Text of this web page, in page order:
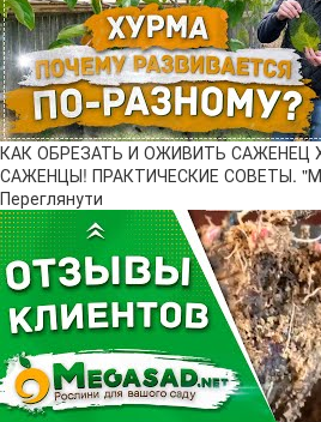
КАК ОБРЕЗАТЬ И ОЖИВИТЬ САЖЕНЕЦ
САЖЕНЦЫ! ПРАКТИЧЕСКИЕ СОВЕТЫ.
Переглянути